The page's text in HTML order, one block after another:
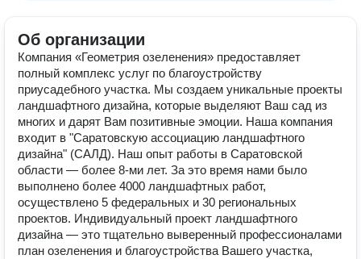
Об организации
Компания «Геометрия озеленения» предоставляет
полный комплекс услуг по благоустройству
приусадебного участка. Мы создаем уникальные проекты
ландшафтного дизайна, которые выделяют Ваш сад из
многих и дарят Вам позитивные эмоции. Наша компания
входит в "Саратовскую ассоциацию ландшафтного
дизайна" (САЛД). Наш опыт работы в Саратовской
области — более 8-ми лет. За это время нами было
выполнено более 4000 ландшафтных работ,
осуществлено 5 федеральных и 30 региональных
проектов. Индивидуальный проект ландшафтного
дизайна — это тщательно выверенный профессионалами
план озеленения и благоустройства Вашего участка,